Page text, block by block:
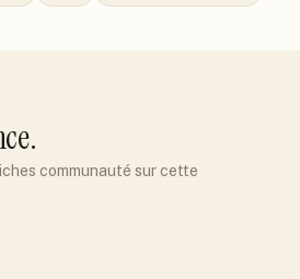
.
communauté sur cette